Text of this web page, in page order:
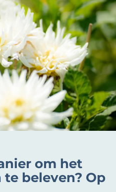
om het
te beleven? Op